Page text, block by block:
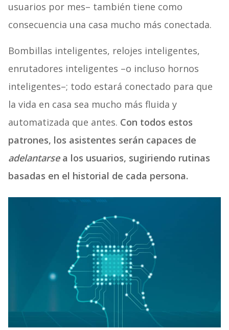
usuarios por mes– también tiene como
consecuencia una casa mucho más conectada.
Bombillas inteligentes, relojes inteligentes,
enrutadores inteligentes –o incluso hornos
inteligentes–; todo estará conectado para que
la vida en casa sea mucho más fluida y
automatizada que antes. Con todos estos
patrones, los asistentes serán capaces de
adelantarse a los usuarios, sugiriendo rutinas
basadas en el historial de cada persona.